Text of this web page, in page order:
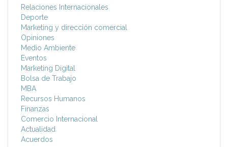
Relaciones Internacionales
Deporte
Marketing y dirección comercial
Opiniones
Medio Ambiente
Eventos
Marketing Digital
Bolsa de Trabajo
MBA
Recursos Humanos
Finanzas
Comercio Internacional
Actualidad
Acuerdos